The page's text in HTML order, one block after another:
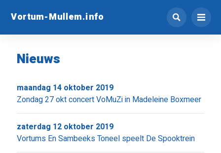
Vortum-Mullem.info
Nieuws
Zondag 27 okt concert VoMuZi in Madeleine Boxmeer
maandag 14 oktober 2019
Vortums En Sambeeks Toneel speelt De Spooktrein
zaterdag 12 oktober 2019